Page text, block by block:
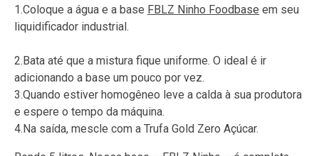
1.Coloque a água e a base FBLZ Ninho Foodbase em seu
liquidificador industrial.
2.Bata até que a mistura fique uniforme. O ideal é ir
adicionando a base um pouco por vez.
3.Quando estiver homogêneo leve a calda à sua produtora
e espere o tempo da máquina.
4.Na saída, mescle com a Trufa Gold Zero Açúcar.